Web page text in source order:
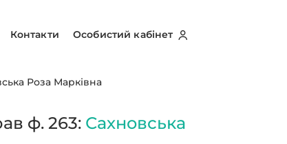
Контакти Особистий кабінет
Роза Марківна
ф. 263: Сахновська